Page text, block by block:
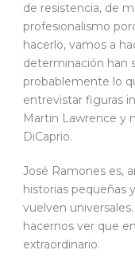
de resistencia, de
profesionalismo
hacerlo, vamos a
determinación han
probablemente lo
entrevistar figuras
Martin Lawrence y
DiCaprio.
José Ramones es,
historias pequeñas
vuelven
hacernos ver que
extraordinario.